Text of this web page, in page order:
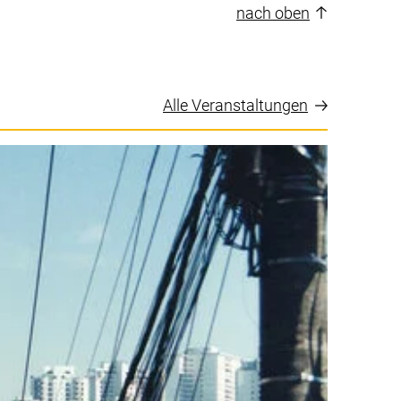
nach oben
Alle Veranstaltungen